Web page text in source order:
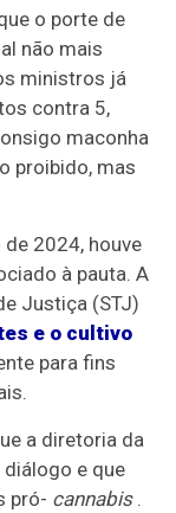
o porte de
não mais
ministros já
contra 5,
maconha
proibido, mas
2024, houve
à pauta. A
Justiça (STJ)
e o cultivo
para fins
a diretoria da
e que
pró- cannabis.